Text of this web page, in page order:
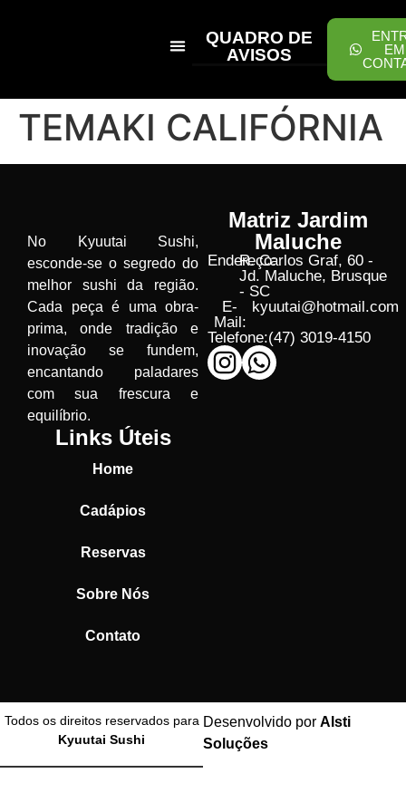
QUADRO DE
AVISOS
EM
TEMAKI CALIFÓRNIA
No Kyuutai Sushi,
esconde-se o segredo do
melhor sushi da região.
Cada peça é uma obra-
prima, onde tradição e
inovação se fundem,
encantando paladares
com sua frescura e
equilíbrio.
Links Úteis
Home
Cadápios
Reservas
Sobre Nós
Contato
Matriz Jardim
Maluche
Endereço:
R. Carlos Graf, 60 -
Jd. Maluche, Brusque
- SC
E-
Mail:
kyuutai@hotmail.com
Telefone:(47) 3019-4150
Todos os direitos reservados para
Kyuutai Sushi
Desenvolvido por Alsti
Soluções